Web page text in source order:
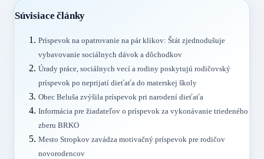
Súvisiace články
Príspevok na opatrovanie na pár klikov: Štát zjednodušuje
vybavovanie sociálnych dávok a dôchodkov
Úrady práce, sociálnych vecí a rodiny poskytujú rodičovský
príspevok po neprijatí dieťaťa do materskej školy
Obec Beluša zvýšila príspevok pri narodení dieťaťa
Informácia pre žiadateľov o príspevok za vykonávanie triedeného
zberu BRKO
Mesto Stropkov zavádza motivačný príspevok pre rodičov
novorodencov